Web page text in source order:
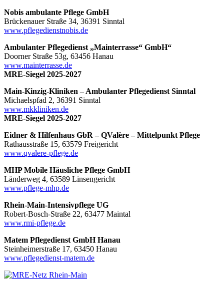
Nobis ambulante Pflege GmbH
Brückenauer Straße 34, 36391 Sinntal
www.pflegedienstnobis.de
Ambulanter Pflegedienst „Mainterrasse“ GmbH“
Doorner Straße 53g, 63456 Hanau
www.mainterrasse.de
MRE-Siegel 2025-2027
Main-Kinzig-Kliniken – Ambulanter Pflegedienst Sinntal
Michaelspfad 2, 36391 Sinntal
www.mkkliniken.de
MRE-Siegel 2025-2027
Eidner & Hilfenhaus GbR – QValère – Mittelpunkt Pflege
Rathausstraße 15, 63579 Freigericht
www.qvalere-pflege.de
MHP Mobile Häusliche Pflege GmbH
Länderweg 4, 63589 Linsengericht
www.pflege-mhp.de
Rhein-Main-Intensivpflege UG
Robert-Bosch-Straße 22, 63477 Maintal
www.rmi-pflege.de
Matem Pflegedienst GmbH Hanau
Steinheimerstraße 17, 63450 Hanau
www.pflegedienst-matem.de